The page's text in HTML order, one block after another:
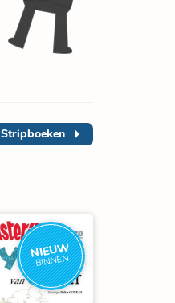
Stripboeken
NIEUW
BINNEN